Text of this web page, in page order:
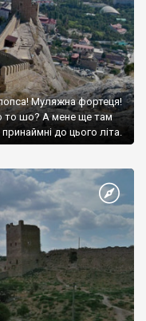
Муляжна фортеця!
то шо? А мене ще там
до цього літа.